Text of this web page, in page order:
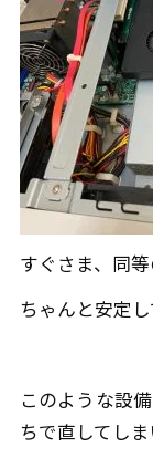
すぐさま、同
ちゃんと安定
このような設
ちで直してしま